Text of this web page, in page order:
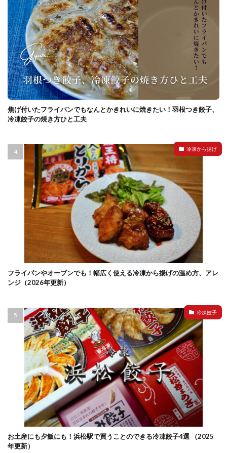
焦げ付いたフライパンでもなんとかきれいに焼きたい！羽根つき餃子、
冷凍餃子の焼き方ひと工夫
冷凍から揚げ
フライパンやオーブンでも！幅広く使える冷凍から揚げの温め方、アレ
ンジ（2026年更新）
冷凍餃子
お土産にも夕飯にも！浜松駅で買うことのできる冷凍餃子4選 （2025
年更新）